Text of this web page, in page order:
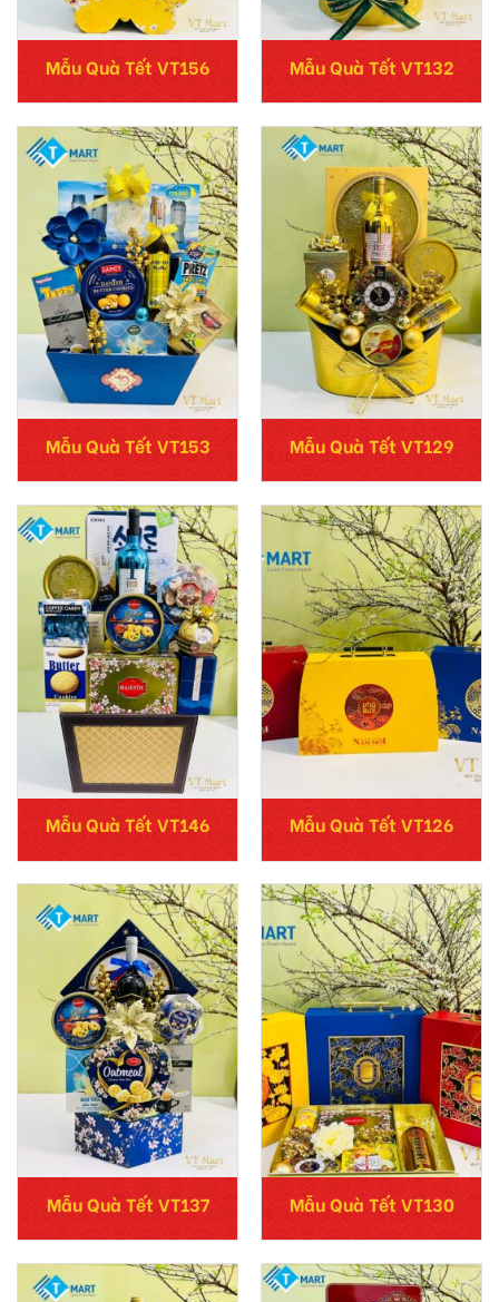
Mẫu Quà Tết VT156 Mẫu Quà Tết VT132
Mẫu Quà Tết VT153 Mẫu Quà Tết VT129
Mẫu Quà Tết VT146 Mẫu Quà Tết VT126
Mẫu Quà Tết VT137 Mẫu Quà Tết VT130